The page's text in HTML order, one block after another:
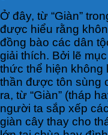
Ở đây, từ “Giàn”
được hiểu rằng
đồng bào các dân
giải thích. Bởi lẽ
thức thể hiện không
thần được tôn sùng
ra, từ “Giàn” (tháp
người ta sắp xếp
giàn cây thay cho